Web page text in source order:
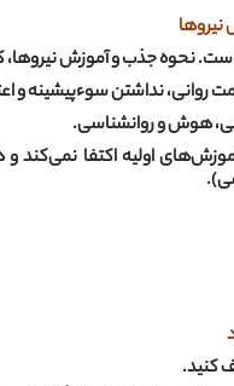
نحوه جذب و آموزش
روانی، نداشتن سوءپیشینه و
هوش و روانشناسی.
اولیه اکتفا نمی‌کند و
.
کنید.